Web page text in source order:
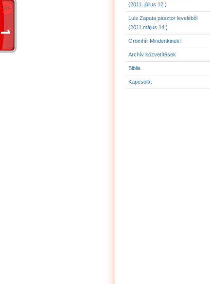
(2011. július 12.)
Luis Zapata pásztor leveléből
(2011.május 14.)
Örömhír Mindenkinek!
Archív közvetítések
Biblia
Kapcsolat